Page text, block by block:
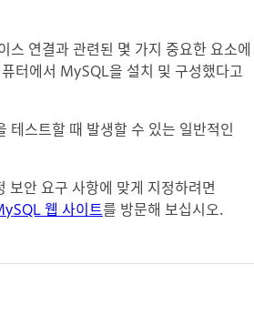
연결과 관련된 몇 가지 중요한 요소에
터에서 MySQL을 설치 및 구성했다고
스트할 때 발생할 수 있는 일반적인
안 요구 사항에 맞게 지정하려면
웹 사이트를 방문해 보십시오.